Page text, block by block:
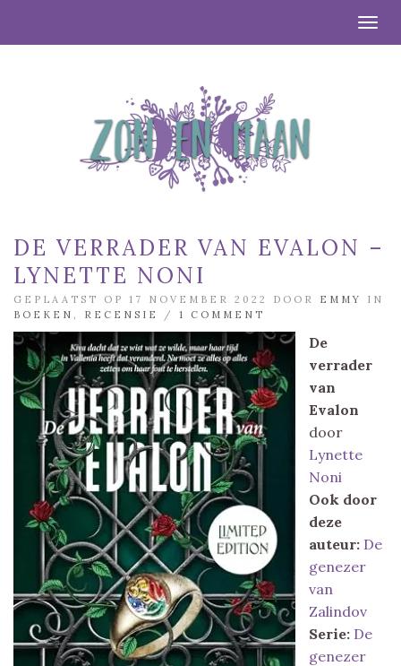
DE VERRADER VAN EVALON –
LYNETTE NONI
GEPLAATST OP 17 NOVEMBER 2022 DOOR EMMY
IN
BOEKEN
RECENSIE / 1 COMMENT
De
verrader
van
Evalon
door
Lynette
Noni
Ook door
deze
auteur: De
genezer
van
Zalindov
Serie: De
genezer